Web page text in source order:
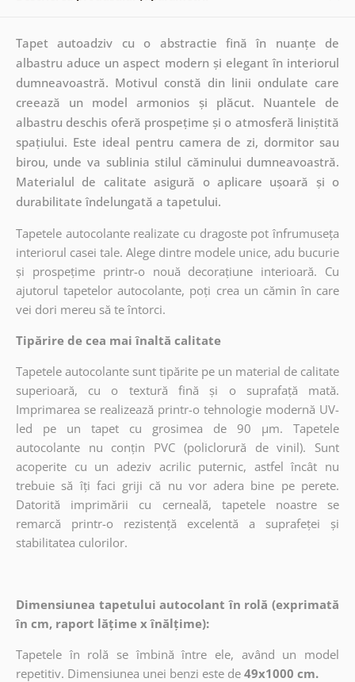
Tapet autoadziv cu o abstractie fină în nuanțe de
albastru aduce un aspect modern și elegant în interiorul
dumneavoastră. Motivul constă din linii ondulate care
creează un model armonios și plăcut. Nuantele de
albastru deschis oferă prospețime și o atmosferă liniștită
spațiului. Este ideal pentru camera de zi, dormitor sau
birou, unde va sublinia stilul căminului dumneavoastră.
Materialul de calitate asigură o aplicare ușoară și o
durabilitate îndelungată a tapetului.
Tapetele autocolante realizate cu dragoste pot înfrumuseța
interiorul casei tale. Alege dintre modele unice, adu bucurie
și prospețime printr-o nouă decorațiune interioară. Cu
ajutorul tapetelor autocolante, poți crea un cămin în care
vei dori mereu să te întorci.
Tipărire de cea mai înaltă calitate
Tapetele autocolante sunt tipărite pe un material de calitate
superioară, cu o textură fină și o suprafață mată.
Imprimarea se realizează printr-o tehnologie modernă UV-
led pe un tapet cu grosimea de 90 µm. Tapetele
autocolante nu conțin PVC (policlorură de vinil). Sunt
acoperite cu un adeziv acrilic puternic, astfel încât nu
trebuie să îți faci griji că nu vor adera bine pe perete.
Datorită imprimării cu cerneală, tapetele noastre se
remarcă printr-o rezistență excelentă a suprafeței și
stabilitatea culorilor.
Dimensiunea tapetului autocolant în rolă (exprimată
în cm, raport lățime x înălțime):
Tapetele în rolă se îmbină între ele, având un model
repetitiv. Dimensiunea unei benzi este de 49x1000 cm.